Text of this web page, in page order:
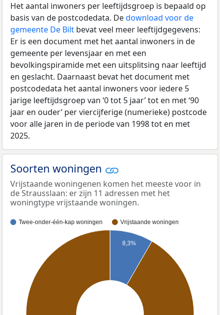
Het aantal inwoners per leeftijdsgroep is bepaald op
basis van de postcodedata. Dedownload voor de
gemeente De Bilt bevat veel meer leeftijdgegevens:
Er is een document met het aantal inwoners in de
gemeente per levensjaar en met een
bevolkingspiramide met een uitsplitsing naar leeftijd
en geslacht. Daarnaast bevat het document met
postcodedata het aantal inwoners voor iedere 5
jarige leeftijdsgroep van ‘0 tot 5 jaar’ tot en met ‘90
jaar en ouder’ per viercijferige (numerieke) postcode
voor alle jaren in de periode van 1998 tot en met
2025.
Soorten woningen
Vrijstaande woningenen komen het meeste voor in
de Strausslaan: er zijn 11 adressen met het
woningtype vrijstaande woningen.
Twee-onder-één-kap woningen Vrijstaande woningen
8,3%